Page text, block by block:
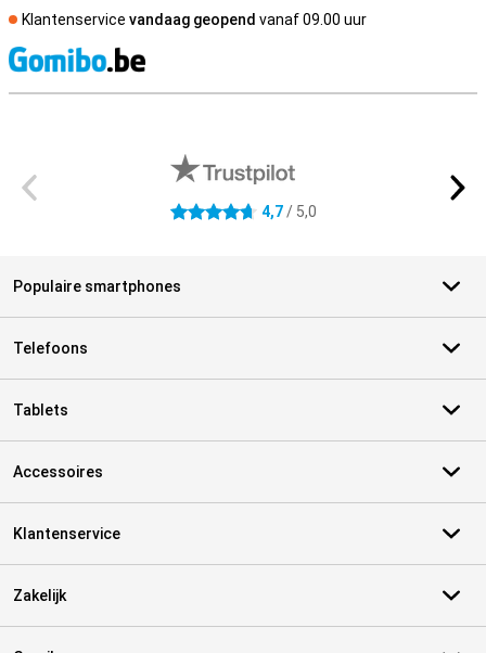
Klantenservice vandaag geopend vanaf 09.00 uur
4.7 sterren 4,7/ 5,0
Populaire smartphones
Telefoons
Tablets
Accessoires
Klantenservice
Zakelijk